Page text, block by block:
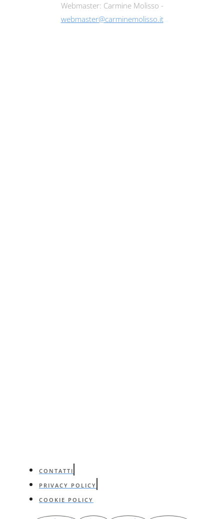
Webmaster: Carmine Molisso -
webmaster@carminemolisso.it
CONTATTI
PRIVACY POLICY
COOKIE POLICY